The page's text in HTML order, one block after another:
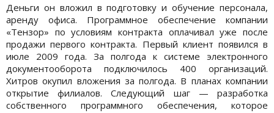
Деньги он вложил в подготовку и обучение персонала,
аренду офиса. Программное обеспечение компании
«Тензор» по условиям контракта оплачивал уже после
продажи первого контракта. Первый клиент появился в
июле 2009 года. За полгода к системе электронного
документооборота подключилось 400 организаций.
Хитров окупил вложения за полгода. В планах компании
открытие филиалов. Следующий шаг — разработка
собственного программного обеспечения, которое